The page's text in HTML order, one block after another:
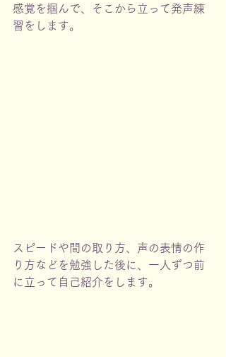
感覚を掴んで、そこから立って発声練
習をします。
スピードや間の取り方、声の表情の作
り方などを勉強した後に、一人ずつ前
に立って自己紹介をします。